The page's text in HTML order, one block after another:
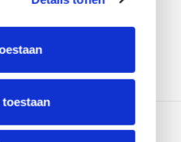
over dit product..